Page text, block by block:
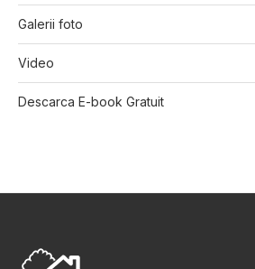
Galerii foto
Video
Descarca E-book Gratuit